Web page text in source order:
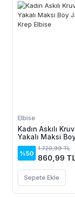
Elbise
Kadın Askılı
Yakalı Maksi
Janjan Krep
%50
1.720,99 TL
860,99
Sepete Ekle